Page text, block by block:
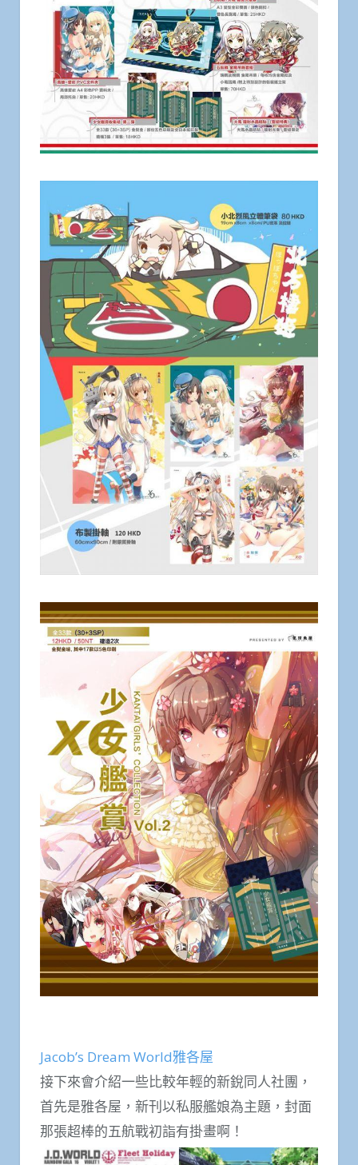
Jacob’s Dream World雅各屋
接下來會介紹一些比較年輕的新銳同人社團，
首先是雅各屋，新刊以私服艦娘為主題，封面
那張超棒的五航戰初詣有掛畫啊！